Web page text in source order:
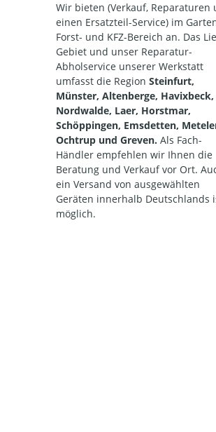
Wir bieten (Verkauf, Reparaturen
einen Ersatzteil-Service) im
Forst- und KFZ-Bereich an. Das
Gebiet und unser Reparatur-
Abholservice unserer Werkstatt
umfasst die Region Steinfurt,
Münster, Altenberge, Havixbeck,
Nordwalde, Laer, Horstmar,
Schöppingen, Emsdetten,
Ochtrup und Greven. Als Fach-
Händler empfehlen wir Ihnen die
Beratung und Verkauf vor Ort.
ein Versand von ausgewählten
Geräten innerhalb Deutschlands
möglich.